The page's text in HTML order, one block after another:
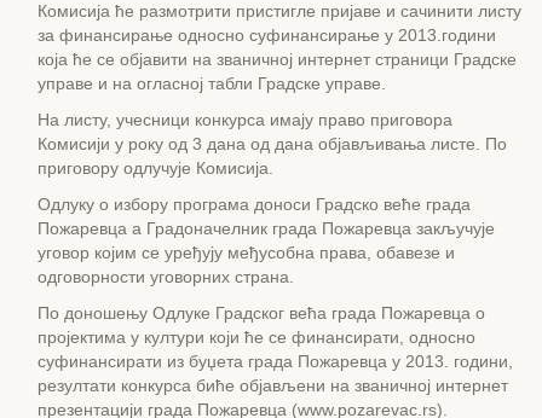
Комисија ће размотрити пристигле пријаве и сачинити листу
за финансирање односно суфинансирање у 2013.години
која ће се објавити на званичној интернет страници Градске
управе и на огласној табли Градске управе.
На листу, учесници конкурса имају право приговора
Комисији у року од 3 дана од дана објављивања листе. По
приговору одлучује Комисија.
Одлуку о избору програма доноси Градско веће града
Пожаревца а Градоначелник града Пожаревца закључује
уговор којим се уређују међусобна права, обавезе и
одговорности уговорних страна.
По доношењу Одлуке Градског већа града Пожаревца о
пројектима у култури који ће се финансирати, односно
суфинансирати из буџета града Пожаревца у 2013. години,
резултати конкурса биће објављени на званичној интернет
презентацији града Пожаревца (www.pozarevac.rs).